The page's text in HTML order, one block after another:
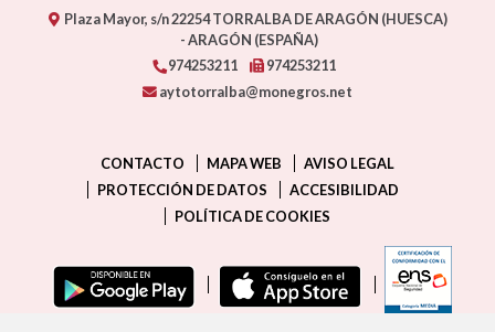
Plaza Mayor, s/n22254 TORRALBA DE ARAGÓN (HUESCA)
- ARAGÓN (ESPAÑA)
974253211
974253211
aytotorralba@monegros.net
CONTACTO MAPA WEB
AVISO LEGAL
PROTECCIÓN DE DATOS
ACCESIBILIDAD
POLÍTICA DE COOKIES